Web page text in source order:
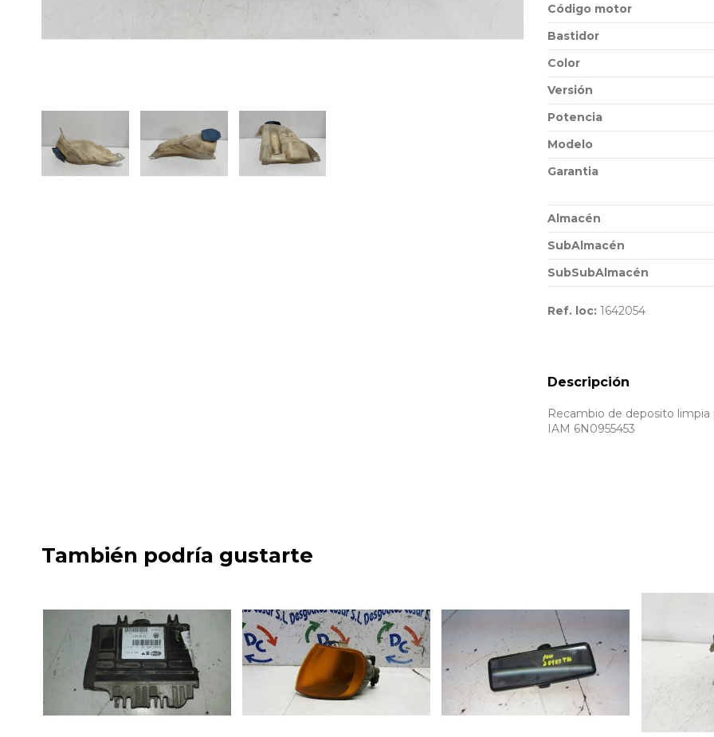
Código motor
Bastidor
Color
Versión
Potencia
Modelo
Garantia
Almacén
SubAlmacén
SubSubAlmacén
Ref. loc: 1642054
Descripción
Recambio de deposito limpia
IAM 6N0955453
También podría gustarte